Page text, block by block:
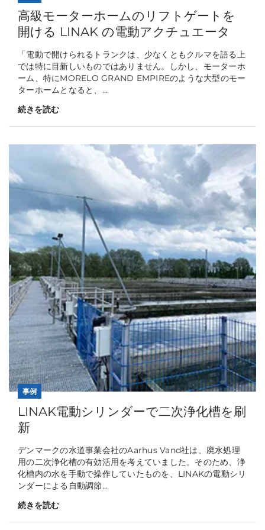
高級モーターホームのリフトゲートを
開ける LINAK の電動アクチュエータ
「電動で開けられるトランクは、少なくともクルマを語る上
では特に目新しいものではありません。しかし、モーターホ
ーム、特にMORELO GRAND EMPIREのような大型のモー
ターホームとなると、...
続きを読む
事例
LINAK電動シリンダーで二次浄化槽を刷
新
デンマークの水道事業会社のAarhus Vand社は、廃水処理
用の二次浄化槽の有効活用を考えていました。そのため、浄
化槽内の水を手動で操作していたものを、LINAKの電動シリ
ンダーによる自動調節...
続きを読む